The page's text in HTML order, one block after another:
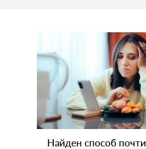
Найден способ почти